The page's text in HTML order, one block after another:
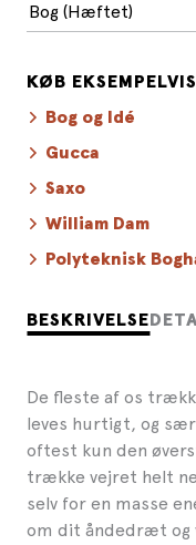
BESKRIVELSE
De fleste af os
leves hurtigt, og
oftest kun den
trække vejret helt
selv for en masse
om dit åndedræt og
Bog (Hæftet)
KØB
Bog og Idé
Gucca
Saxo
William Dam
Polyteknisk